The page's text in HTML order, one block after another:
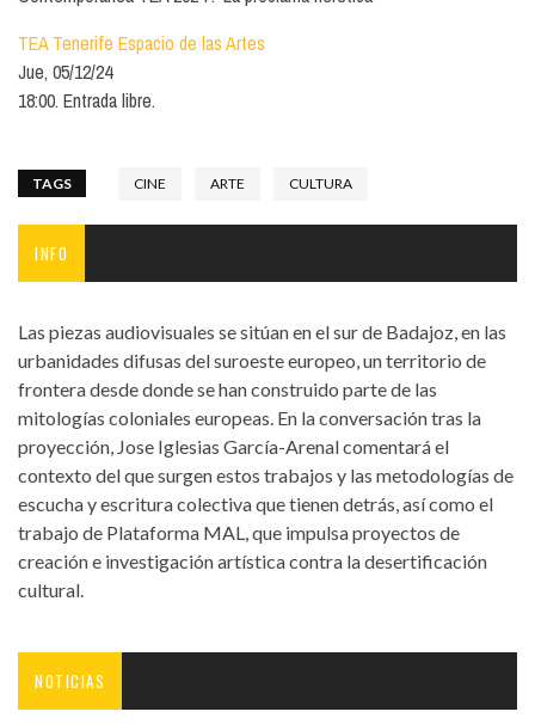
TEA Tenerife Espacio de las Artes
Jue, 05/12/24
18:00. Entrada libre.
TAGS CINE ARTE CULTURA
INFO
Las piezas audiovisuales se sitúan en el sur de Badajoz, en las
urbanidades difusas del suroeste europeo, un territorio de
frontera desde donde se han construido parte de las
mitologías coloniales europeas. En la conversación tras la
proyección, Jose Iglesias García-Arenal comentará el
contexto del que surgen estos trabajos y las metodologías de
escucha y escritura colectiva que tienen detrás, así como el
trabajo de Plataforma MAL, que impulsa proyectos de
creación e investigación artística contra la desertificación
cultural.
NOTICIAS